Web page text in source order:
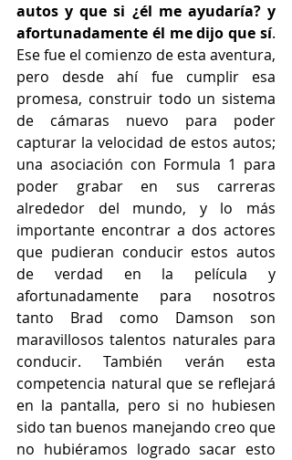
autos y que si ¿él me ayudaría? y
afortunadamente él me dijo que sí.
Ese fue el comienzo de esta aventura,
pero desde ahí fue cumplir esa
promesa, construir todo un sistema
de cámaras nuevo para poder
capturar la velocidad de estos autos;
una asociación con Formula 1 para
poder grabar en sus carreras
alrededor del mundo, y lo más
importante encontrar a dos actores
que pudieran conducir estos autos
de verdad en la película y
afortunadamente para nosotros
tanto Brad como Damson son
maravillosos talentos naturales para
conducir. También verán esta
competencia natural que se reflejará
en la pantalla, pero si no hubiesen
sido tan buenos manejando creo que
no hubiéramos logrado sacar esto